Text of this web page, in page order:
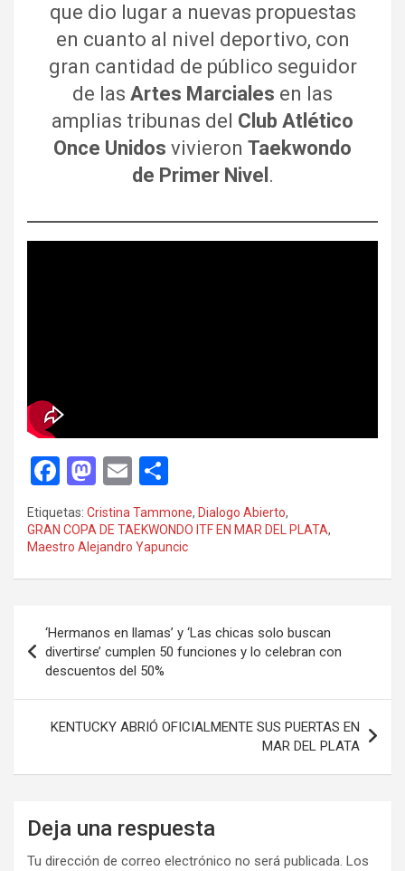
que dio lugar a nuevas propuestas
en cuanto al nivel deportivo, con
gran cantidad de público seguidor
de las Artes Marciales en las
amplias tribunas del Club Atlético
Once Unidos vivieron Taekwondo
de Primer Nivel .
F
a
ce
b
o
k
M
a
st
o
d
n
E
m
ail m
p
ar
Etiquetas: Cristina Tammone, Dialogo Abierto,
GRAN COPA DE TAEKWONDO ITF EN MAR DEL PLATA,
Maestro Alejandro Yapuncic
de
entradas
‘Hermanos en llamas’ y ‘Las chicas solo buscan
divertirse’ cumplen 50 funciones y lo celebran con
descuentos del 50%
KENTUCKY ABRIÓ OFICIALMENTE SUS PUERTAS EN
MAR DEL PLATA
Deja una respuesta
Tu dirección de correo electrónico no será publicada. Los